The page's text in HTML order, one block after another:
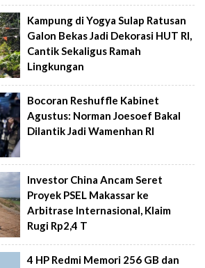
Kampung di Yogya Sulap Ratusan
Galon Bekas Jadi Dekorasi HUT RI,
Cantik Sekaligus Ramah
Lingkungan
Bocoran Reshuffle Kabinet
Agustus: Norman Joesoef Bakal
Dilantik Jadi Wamenhan RI
Investor China Ancam Seret
Proyek PSEL Makassar ke
Arbitrase Internasional, Klaim
Rugi Rp2,4 T
4 HP Redmi Memori 256 GB dan